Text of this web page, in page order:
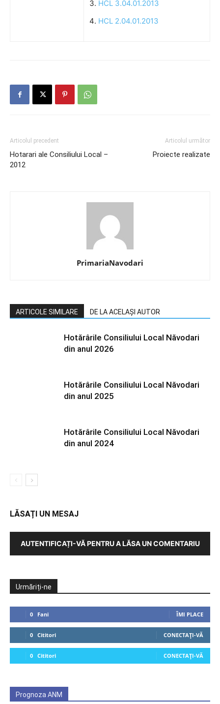
HCL 3.04.01.2013
HCL 2.04.01.2013
Articolul precedent
Hotarari ale Consiliului Local –
2012
Articolul următor
Proiecte realizate
PrimariaNavodari
ARTICOLE SIMILARE DE LA ACELAȘI AUTOR
Hotărârile Consiliului Local Năvodari
din anul 2026
Hotărârile Consiliului Local Năvodari
din anul 2025
Hotărârile Consiliului Local Năvodari
din anul 2024
LĂSAȚI UN MESAJ
AUTENTIFICAȚI-VĂ PENTRU A LĂSA UN COMENTARIU
Urmăriți-ne
0 Fani ÎMI PLACE
0 Cititori CONECTAȚI-VĂ
0 Cititori CONECTAȚI-VĂ
Prognoza ANM